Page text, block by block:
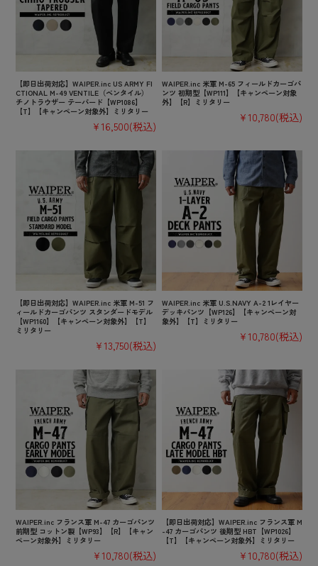
【即日出荷対応】WAIPER.inc US ARMY FI
CTIONAL M-49 VENTILE（ベンタイル）
チノトラウザー テーパード【WP1086】
【T】【キャンペーン対象外】ミリタリー
¥16,500(税込)
WAIPER.inc 米軍 M-65 フィールドカーゴパ
ンツ 初期型【WP111】【キャンペーン対象
外】【R】ミリタリー
¥10,780(税込)
【即日出荷対応】WAIPER.inc 米軍 M-51 フ
ィールドカーゴパンツ スタンダードモデル
【WP1160】【キャンペーン対象外】【T】
ミリタリー
¥13,750(税込)
WAIPER.inc 米軍 U.S.NAVY A-2 1レイヤー
デッキパンツ【WP126】【キャンペーン対
象外】【T】ミリタリー
¥10,780(税込)
WAIPER.inc フランス軍 M-47 カーゴパンツ
前期型 コットン製【WP93】【R】【キャン
ペーン対象外】ミリタリー
¥10,780(税込)
【即日出荷対応】WAIPER.inc フランス軍 M
-47 カーゴパンツ 後期型 HBT【WP1026】
【T】【キャンペーン対象外】ミリタリー
¥10,780(税込)